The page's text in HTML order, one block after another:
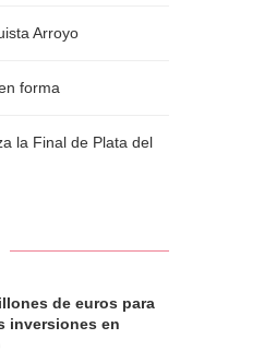
Arroyo
forma
la Final de Plata del
de euros para
inversiones en